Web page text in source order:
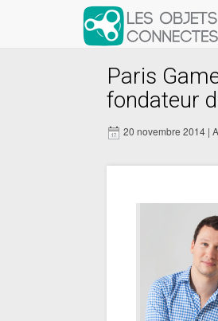
Paris
fondateur
20 novembre 2014 |